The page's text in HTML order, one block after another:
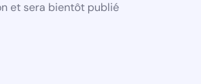
et sera bientôt publié